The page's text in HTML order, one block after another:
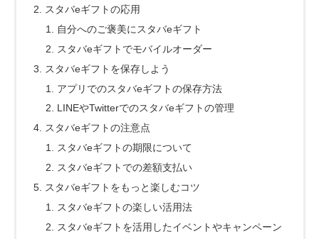
スタバeギフトの応用
自分へのご褒美にスタバeギフト
スタバeギフトでモバイルオーダー
スタバeギフトを保存しよう
アプリでのスタバeギフトの保存方法
LINEやTwitterでのスタバeギフトの管理
スタバeギフトの注意点
スタバeギフトの期限について
スタバeギフトでの差額支払い
スタバeギフトをもっと楽しむコツ
スタバeギフトの楽しい活用法
スタバeギフトを活用したイベントやキャンペーン